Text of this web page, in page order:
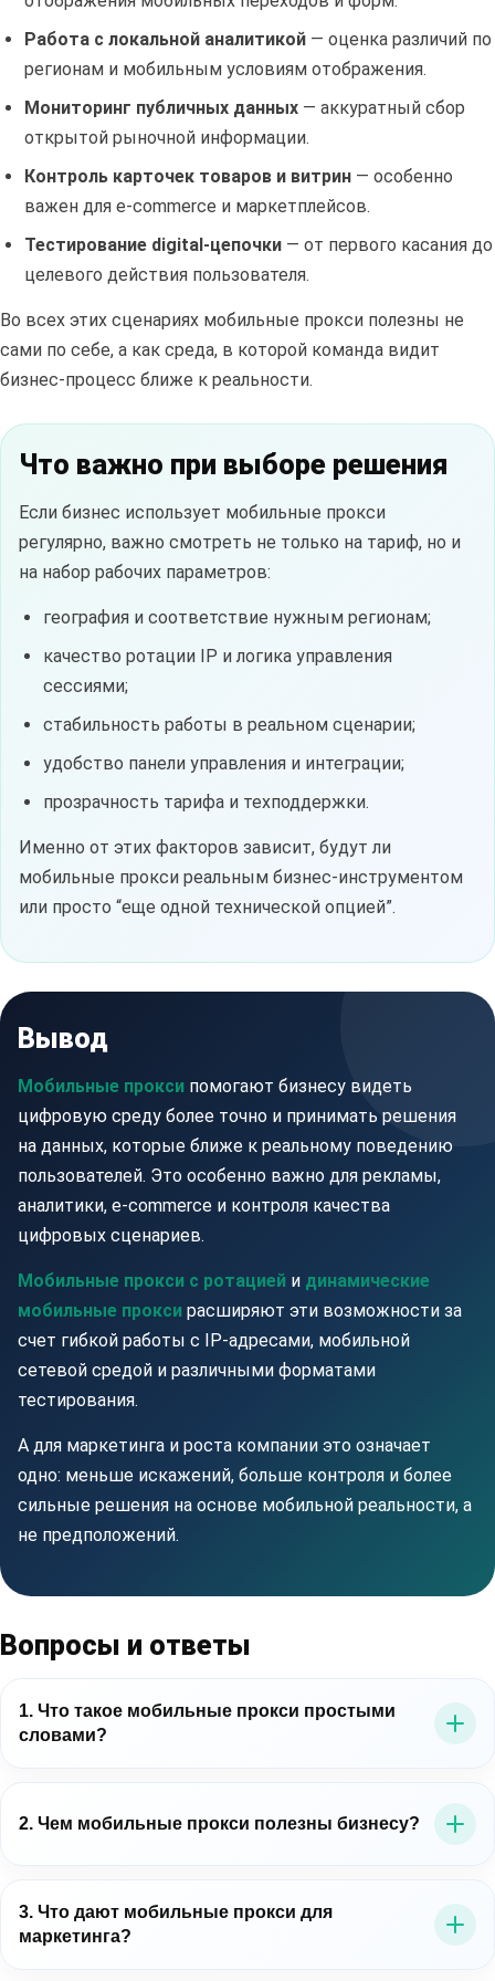
Работа с локальной аналитикой — оценка различий по
регионам и мобильным условиям отображения.
Мониторинг публичных данных — аккуратный сбор
открытой рыночной информации.
Контроль карточек товаров и витрин — особенно
важен для e-commerce и маркетплейсов.
Тестирование digital-цепочки — от первого касания до
целевого действия пользователя.
Во всех этих сценариях мобильные прокси полезны не
сами по себе, а как среда, в которой команда видит
бизнес-процесс ближе к реальности.
Что важно при выборе решения
Если бизнес использует мобильные прокси
регулярно, важно смотреть не только на тариф, но и
на набор рабочих параметров:
география и соответствие нужным регионам;
качество ротации IP и логика управления
сессиями;
стабильность работы в реальном сценарии;
удобство панели управления и интеграции;
прозрачность тарифа и техподдержки.
Именно от этих факторов зависит, будут ли
мобильные прокси реальным бизнес-инструментом
или просто “еще одной технической опцией”.
Вывод
Мобильные прокси помогают бизнесу видеть
цифровую среду более точно и принимать решения
на данных, которые ближе к реальному поведению
пользователей. Это особенно важно для рекламы,
аналитики, e-commerce и контроля качества
цифровых сценариев.
Мобильные прокси с ротацией и динамические
мобильные прокси расширяют эти возможности за
счет гибкой работы с IP-адресами, мобильной
сетевой средой и различными форматами
тестирования.
А для маркетинга и роста компании это означает
одно: меньше искажений, больше контроля и более
сильные решения на основе мобильной реальности, а
не предположений.
Вопросы и ответы
1. Что такое мобильные прокси простыми
словами?
мобильные IP-адреса операторов связи. Для бизнеса
это важно потому, что позволяет работать в среде,
2. Чем мобильные прокси полезны бизнесу?
проверять цифровые процессы: рекламу, лендинги,
мобильные сценарии, витрины, публичные данные и
3. Что дают мобильные прокси для
маркетинга?